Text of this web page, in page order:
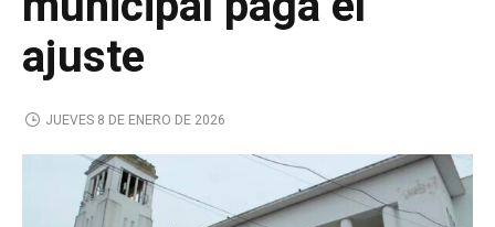
ajuste
JUEVES 8 DE ENERO DE 2026